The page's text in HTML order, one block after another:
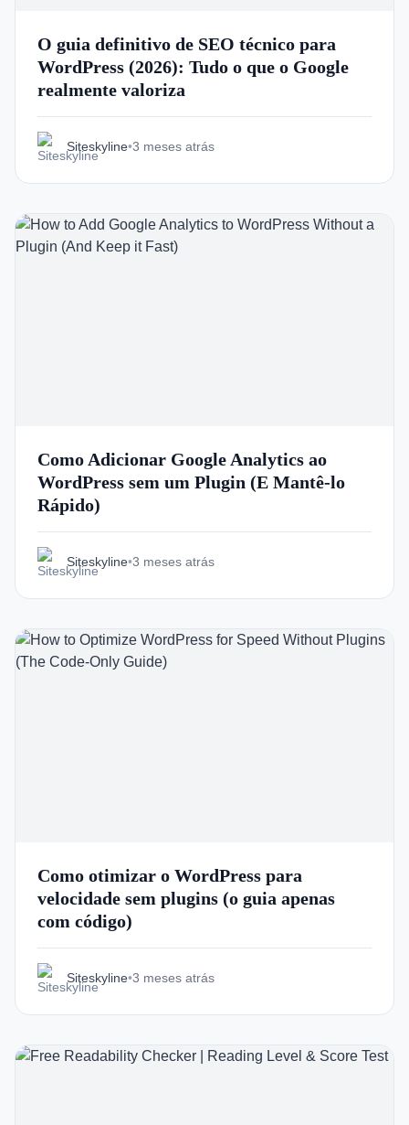
O guia definitivo de SEO técnico para
WordPress (2026): Tudo o que o Google
realmente valoriza
Siteskyline•3 meses atrás
Como Adicionar Google Analytics ao
WordPress sem um Plugin (E Mantê-lo
Rápido)
Siteskyline•3 meses atrás
Como otimizar o WordPress para
velocidade sem plugins (o guia apenas
com código)
Siteskyline•3 meses atrás